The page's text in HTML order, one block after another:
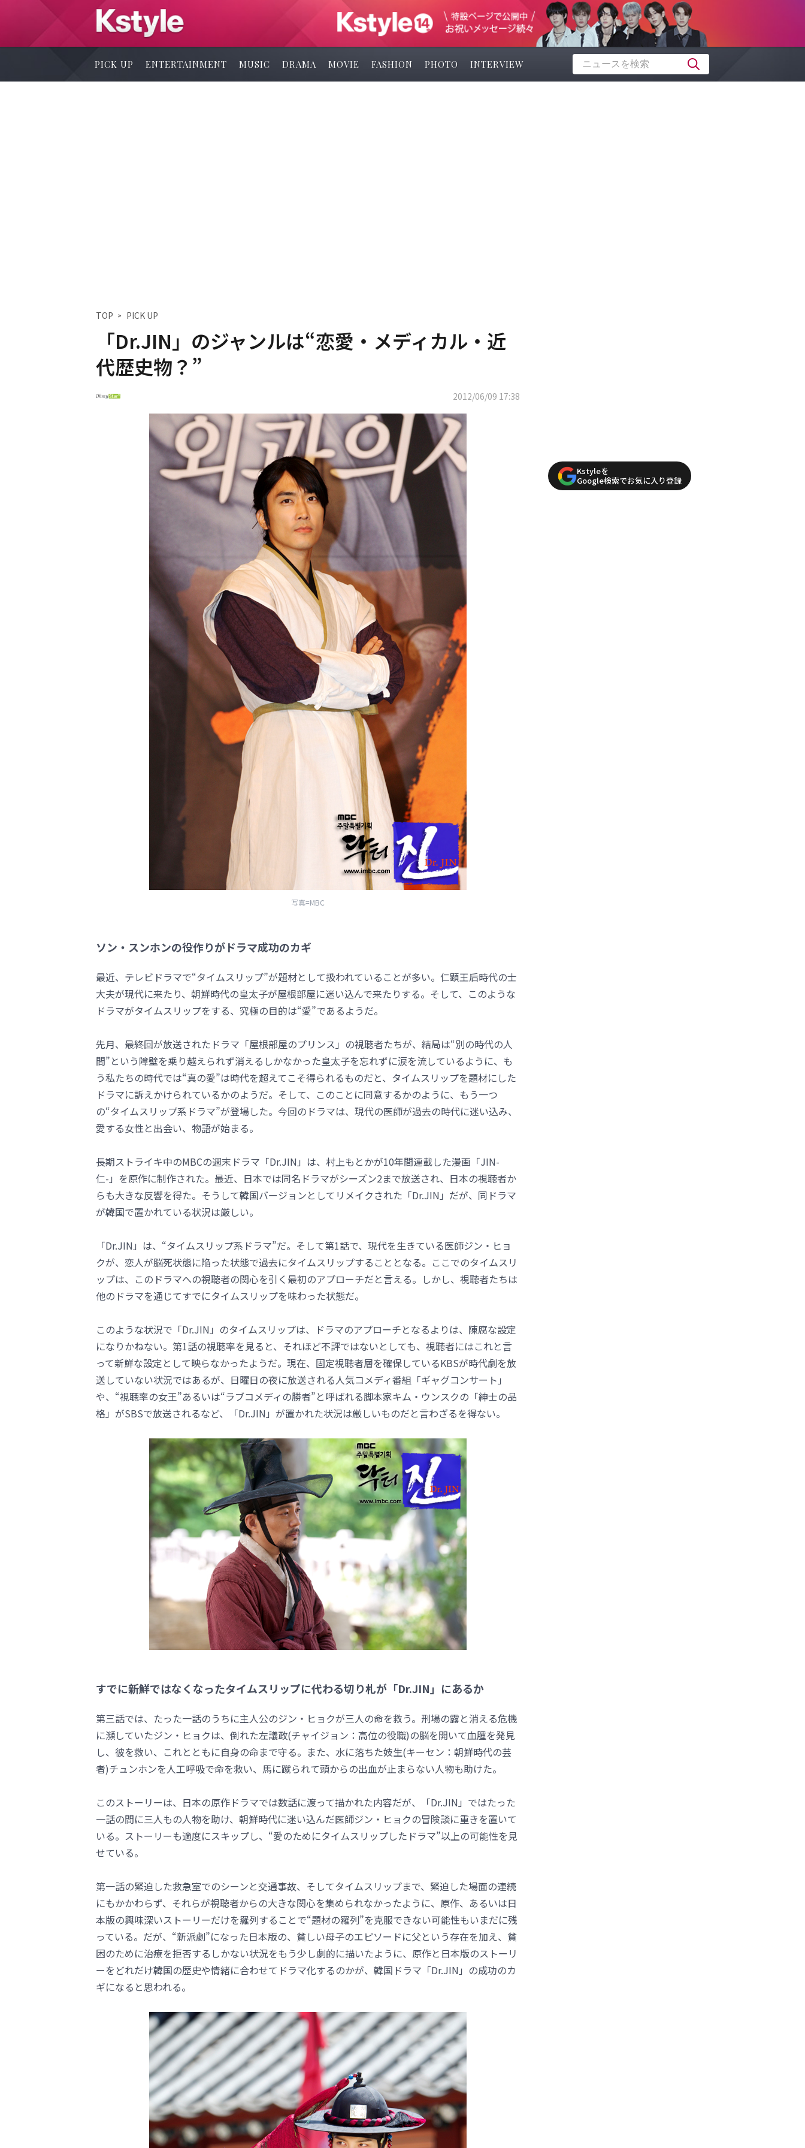
PICK UP ENTERTAINMENT MUSIC DRAMA MOVIE FASHION PHOTO INTERVIEW
TOP PICK UP
「Dr.JIN」のジャンルは“恋愛・メディカル・近
代歴史物？”
2012/06/09 17:38
写真=MBC
ソン・スンホンの役作りがドラマ成功のカギ
最近、テレビドラマで“タイムスリップ”が題材として扱われていることが多い。仁顕王后時代の士
大夫が現代に来たり、朝鮮時代の皇太子が屋根部屋に迷い込んで来たりする。そして、このような
ドラマがタイムスリップをする、究極の目的は“愛”であるようだ。
先月、最終回が放送されたドラマ「屋根部屋のプリンス」の視聴者たちが、結局は“別の時代の人
間”という障壁を乗り越えられず消えるしかなかった皇太子を忘れずに涙を流しているように、も
う私たちの時代では“真の愛”は時代を超えてこそ得られるものだと、タイムスリップを題材にした
ドラマに訴えかけられているかのようだ。そして、このことに同意するかのように、もう一つ
の“タイムスリップ系ドラマ”が登場した。今回のドラマは、現代の医師が過去の時代に迷い込み、
愛する女性と出会い、物語が始まる。
長期ストライキ中のMBCの週末ドラマ「Dr.JIN」は、村上もとかが10年間連載した漫画「JIN-
仁-」を原作に制作された。最近、日本では同名ドラマがシーズン2まで放送され、日本の視聴者か
らも大きな反響を得た。そうして韓国バージョンとしてリメイクされた「Dr.JIN」だが、同ドラマ
が韓国で置かれている状況は厳しい。
「Dr.JIN」は、“タイムスリップ系ドラマ”だ。そして第1話で、現代を生きている医師ジン・ヒョ
クが、恋人が脳死状態に陥った状態で過去にタイムスリップすることとなる。ここでのタイムスリ
ップは、このドラマへの視聴者の関心を引く最初のアプローチだと言える。しかし、視聴者たちは
他のドラマを通じてすでにタイムスリップを味わった状態だ。
このような状況で「Dr.JIN」のタイムスリップは、ドラマのアプローチとなるよりは、陳腐な設定
になりかねない。第1話の視聴率を見ると、それほど不評ではないとしても、視聴者にはこれと言
って新鮮な設定として映らなかったようだ。現在、固定視聴者層を確保しているKBSが時代劇を放
送していない状況ではあるが、日曜日の夜に放送される人気コメディ番組「ギャグコンサート」
や、“視聴率の女王”あるいは“ラブコメディの勝者”と呼ばれる脚本家キム・ウンスクの「紳士の品
格」がSBSで放送されるなど、「Dr.JIN」が置かれた状況は厳しいものだと言わざるを得ない。
すでに新鮮ではなくなったタイムスリップに代わる切り札が「Dr.JIN」にあるか
第三話では、たった一話のうちに主人公のジン・ヒョクが三人の命を救う。刑場の露と消える危機
に瀕していたジン・ヒョクは、倒れた左議政(チャイジョン：高位の役職)の脳を開いて血腫を発見
し、彼を救い、これとともに自身の命まで守る。また、水に落ちた妓生(キーセン：朝鮮時代の芸
者)チュンホンを人工呼吸で命を救い、馬に蹴られて頭からの出血が止まらない人物も助けた。
このストーリーは、日本の原作ドラマでは数話に渡って描かれた内容だが、「Dr.JIN」ではたった
一話の間に三人もの人物を助け、朝鮮時代に迷い込んだ医師ジン・ヒョクの冒険談に重きを置いて
いる。ストーリーも適度にスキップし、“愛のためにタイムスリップしたドラマ”以上の可能性を見
せている。
第一話の緊迫した救急室でのシーンと交通事故、そしてタイムスリップまで、緊迫した場面の連続
にもかかわらず、それらが視聴者からの大きな関心を集められなかったように、原作、あるいは日
本版の興味深いストーリーだけを羅列することで“題材の羅列”を克服できない可能性もいまだに残
っている。だが、“新派劇”になった日本版の、貧しい母子のエピソードに父という存在を加え、貧
困のために治療を拒否するしかない状況をもう少し劇的に描いたように、原作と日本版のストーリ
ーをどれだけ韓国の歴史や情緒に合わせてドラマ化するのかが、韓国ドラマ「Dr.JIN」の成功のカ
ギになると思われる。
Kstyleを
Google検索でお気に入り登録